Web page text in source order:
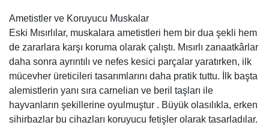
Ametistler ve Koruyucu Muskalar
Eski Mısırlılar, muskalara ametistleri hem bir dua şekli hem
de zararlara karşı koruma olarak çalıştı. Mısırlı zanaatkârlar
daha sonra ayrıntılı ve nefes kesici parçalar yaratırken, ilk
mücevher üreticileri tasarımlarını daha pratik tuttu. İlk başta
alemistlerin yanı sıra carnelian ve beril taşları ile
hayvanların şekillerine oyulmuştur . Büyük olasılıkla, erken
sihirbazlar bu cihazları koruyucu fetişler olarak tasarladılar.